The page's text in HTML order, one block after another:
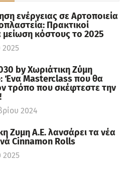
ενέργειας σε Αρτοποιεία
Πρακτικοί
μείωση κόστους το 2025
2025
by Χωριάτικη Ζύμη
Ένα Masterclass που θα
τρόπο που σκέφτεστε την
2024
Ζυμη Α.Ε. λανσάρει τα νέα
Cinnamon Rolls
2025